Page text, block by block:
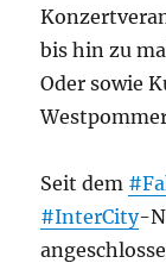
bis hin zu
Oder sowie
Seit dem
#InterCity-